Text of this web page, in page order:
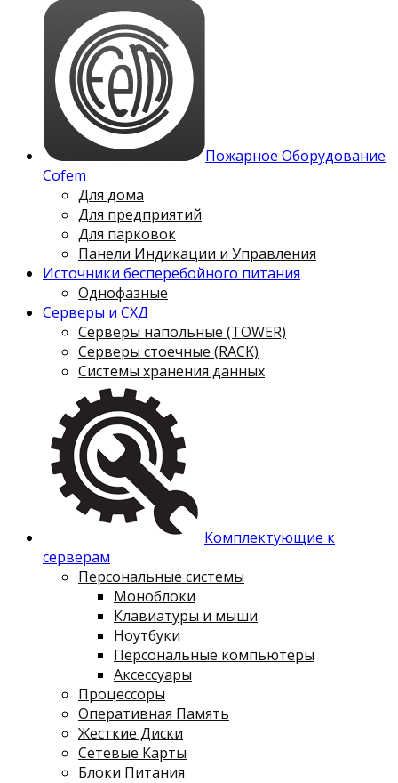
Пожарное Оборудование
Cofem
Для дома
Для предприятий
Для парковок
Панели Индикации и Управления
Источники бесперебойного питания
Однофазные
Серверы и СХД
Серверы напольные (TOWER)
Серверы стоечные (RACK)
Системы хранения данных
Комплектующие к
серверам
Персональные системы
Моноблоки
Клавиатуры и мыши
Ноутбуки
Персональные компьютеры
Аксессуары
Процессоры
Оперативная Память
Жесткие Диски
Сетевые Карты
Блоки Питания